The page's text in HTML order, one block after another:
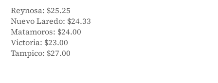
Reynosa: $25.25
Nuevo Laredo: $24.33
Matamoros: $24.00
Victoria: $23.00
Tampico: $27.00